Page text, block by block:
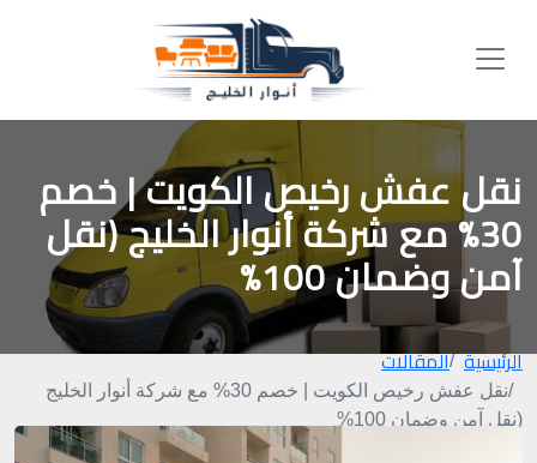
نقل عفش رخيص الكويت | خصم
30% مع شركة أنوار الخليج (نقل
آمن وضمان 100%
الرئيسية المقالات
نقل عفش رخيص الكويت | خصم 30% مع شركة أنوار الخليج
(نقل آمن وضمان 100%